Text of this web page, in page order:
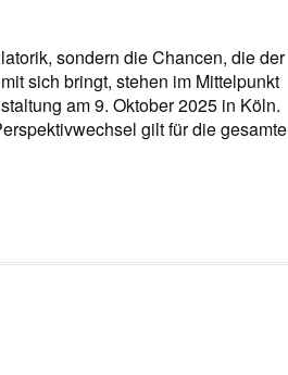
sondern die Chancen, die der
sich bringt, stehen im Mittelpunkt
am 9. Oktober 2025 in Köln.
gilt für die gesamte